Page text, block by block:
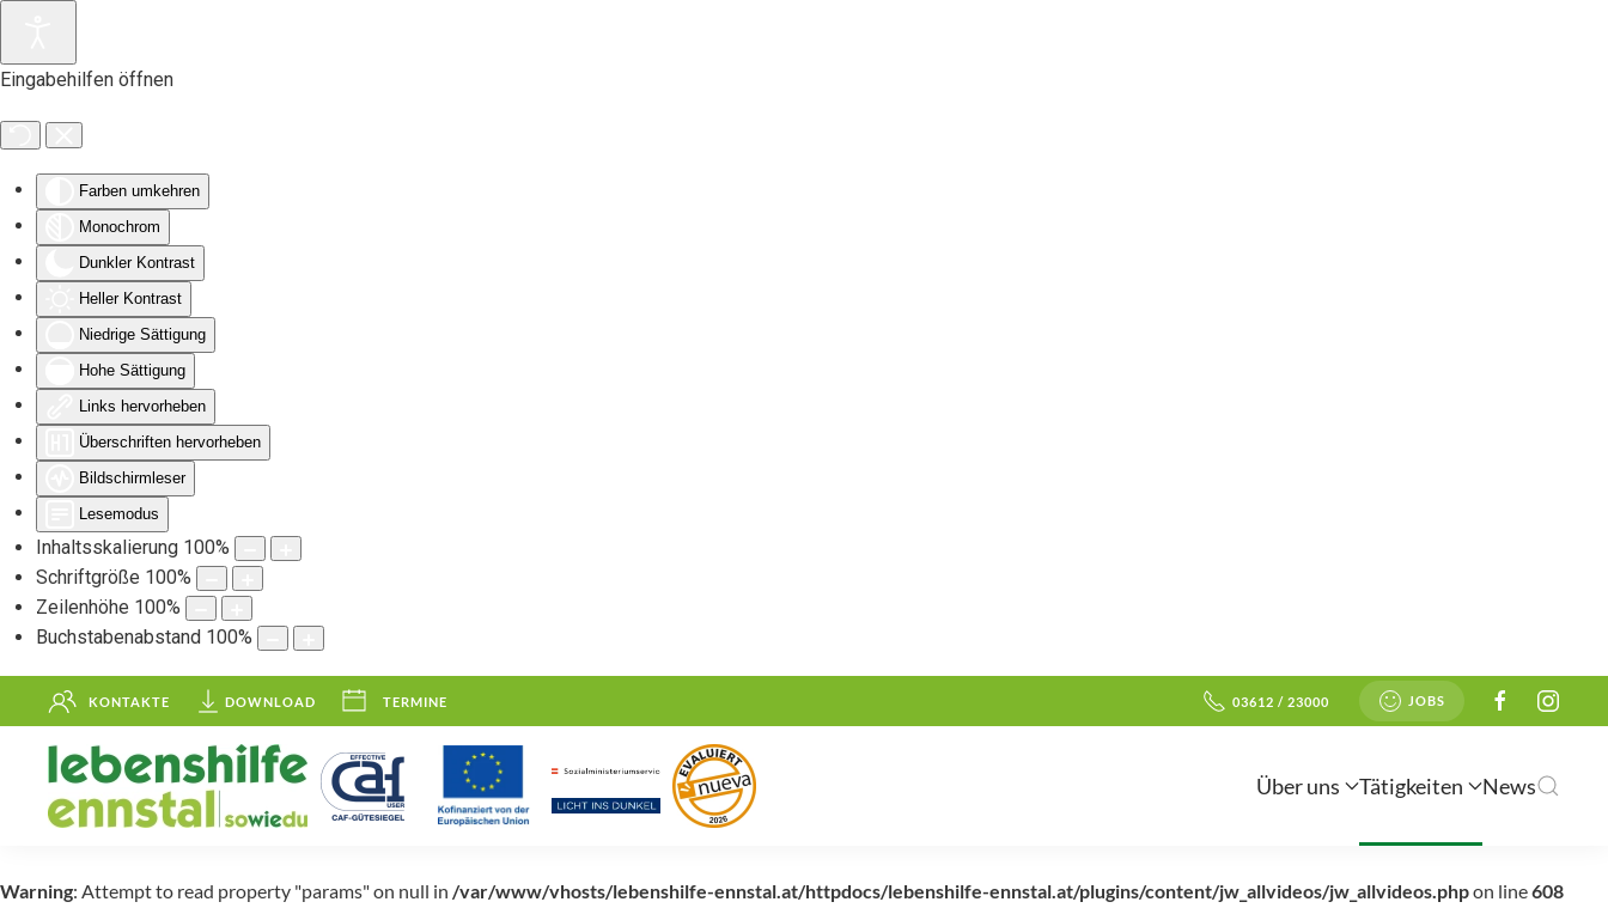
Eingabehilfen öffnen
Farben umkehren
Monochrom
Dunkler Kontrast
Heller Kontrast
Niedrige Sättigung
Hohe Sättigung
Links hervorheben
Überschriften hervorheben
Bildschirmleser
Lesemodus
Inhaltsskalierung 100%
Schriftgröße 100%
Zeilenhöhe 100%
Buchstabenabstand 100%
Zum Hauptinhalt springen
KONTAKTE DOWNLOAD TERMINE 03612 / 23000 JOBS
Über uns Tätigkeiten News
Warning: Attempt to read property "params" on null in /var/www/vhosts/lebenshilfe-ennstal.at/httpdocs/lebenshilfe-ennstal.at/plugins/content/jw_allvideos/jw_allvideos.phpon line608